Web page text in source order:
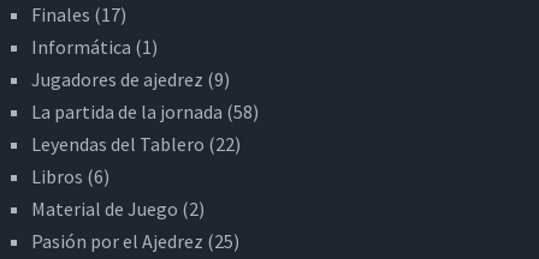
Finales (17)
Informática (1)
Jugadores de ajedrez (9)
La partida de la jornada (58)
Leyendas del Tablero (22)
Libros (6)
Material de Juego (2)
Pasión por el Ajedrez (25)